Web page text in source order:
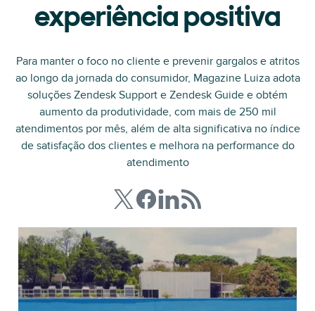
experiência positiva
Para manter o foco no cliente e prevenir gargalos e atritos
ao longo da jornada do consumidor, Magazine Luiza adota
soluções Zendesk Support e Zendesk Guide e obtém
aumento da produtividade, com mais de 250 mil
atendimentos por mês, além de alta significativa no índice
de satisfação dos clientes e melhora na performance do
atendimento